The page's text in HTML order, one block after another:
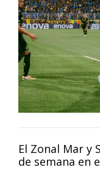
El Zonal Mar y
de semana en